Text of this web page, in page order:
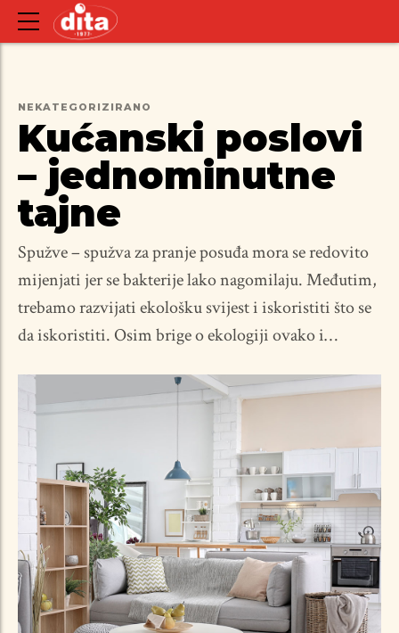
NEKATEGORIZIRANO
Kućanski poslovi
– jednominutne
tajne
Spužve – spužva za pranje posuđa mora se redovito
mijenjati jer se bakterije lako nagomilaju. Međutim,
trebamo razvijati ekološku svijest i iskoristiti što se
da iskoristiti. Osim brige o ekologiji ovako i
upotrijebiti kako bi se ubile bakterije na spužvi za
pranje. Vlažnu (nikada suhu!) spužvu stavite na
najjaču...